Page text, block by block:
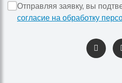
Отправляя заявку, вы
согласие на обработку